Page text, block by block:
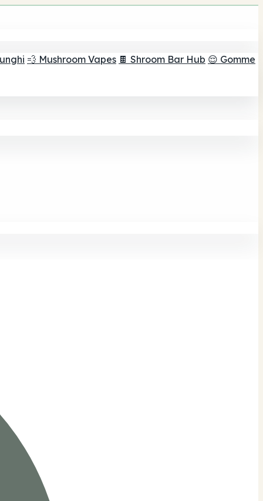
💨 Mushroom Vapes 🍫 Shroom Bar Hub 😌 Gomme